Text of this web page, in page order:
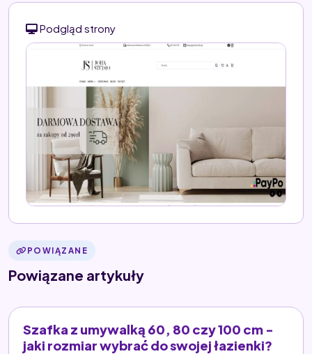
Podgląd strony
POWIĄZANE
Powiązane artykuły
Szafka z umywalką 60, 80 czy 100 cm -
jaki rozmiar wybrać do swojej łazienki?